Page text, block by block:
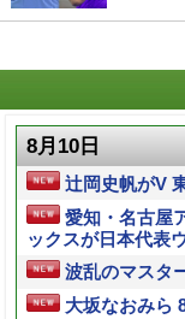
8月10日
辻岡史帆がV
愛知・名古屋
ックスが日本代表
波乱のマスタ
大坂なおみら